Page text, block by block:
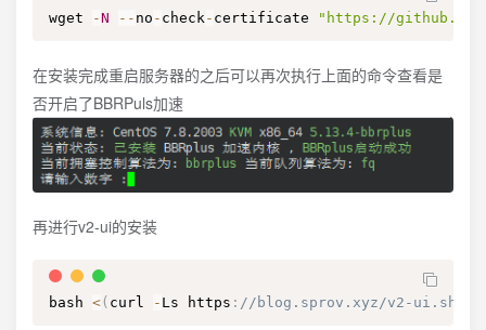
wget -N -- no - check- certificate "https://
在安装完成重启服务器的之后可以再次执行上面的命令查看是
否开启了BBRPuls加速
再进行v2-ui的安装
bash < ( curl - Ls https : //blog.sprov.xyz/v2-ui.sh)